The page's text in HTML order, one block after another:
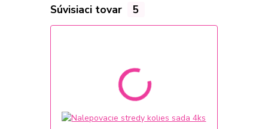
Súvisiaci tovar 5